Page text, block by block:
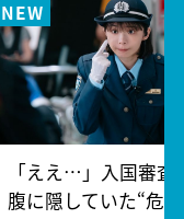
「ええ…」入国審査
腹に隠していた“危